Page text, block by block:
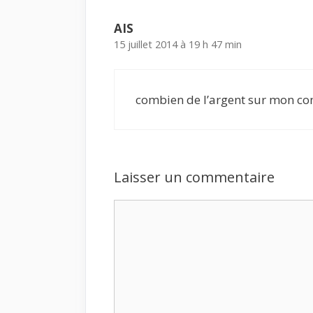
AIS
15 juillet 2014 à 19 h 47 min
combien de l’argent sur mon
Laisser un commentaire